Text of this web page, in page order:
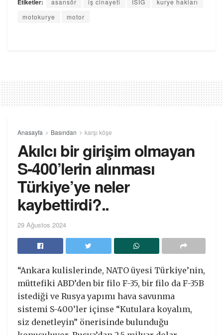
Etiketler: asansör iş cinayeti İSİG
kurye hakları
motokurye
motor
Anasayfa Basından karşı köşe
Akılcı bir girişim olmayan
S-400’lerin alınması
Türkiye’ye neler
kaybettirdi?..
29 Ağustos 2024
“Ankara kulislerinde, NATO üyesi Türkiye’nin,
müttefiki ABD’den bir filo F-35, bir filo da F-35B
istediği ve Rusya yapımı hava savunma
sistemi S-400’ler içinse “Kutulara koyalım,
siz denetleyin” önerisinde bulunduğu